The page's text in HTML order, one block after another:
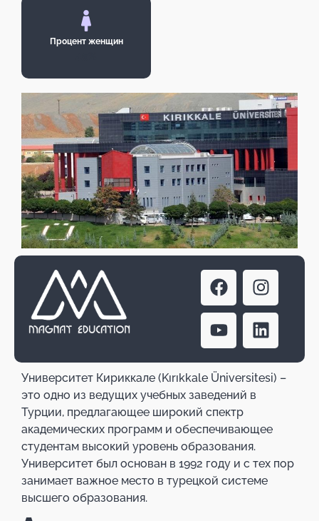
Процент женщин
Университет Кириккале (Kırıkkale Üniversitesi) –
это одно из ведущих учебных заведений в
Турции, предлагающее широкий спектр
академических программ и обеспечивающее
студентам высокий уровень образования.
Университет был основан в 1992 году и с тех пор
занимает важное место в турецкой системе
высшего образования.